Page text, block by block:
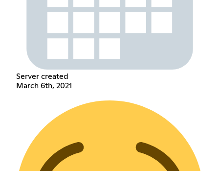
Server created
March 6th, 2021